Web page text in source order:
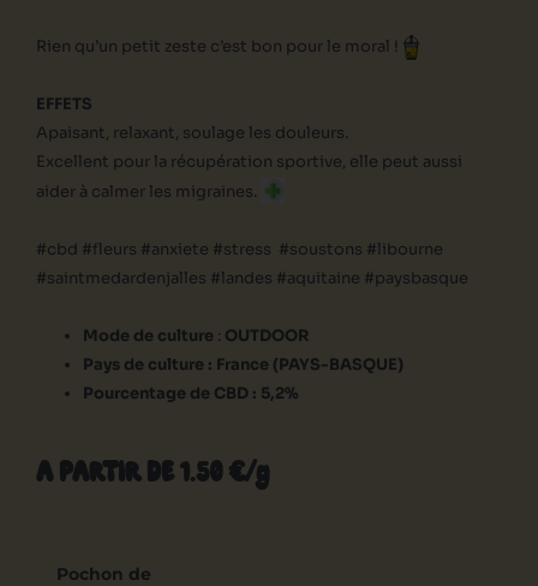
Rien qu’un petit zeste c’est bon pour le moral !
EFFETS
Apaisant, relaxant, soulage les douleurs.
Excellent pour la récupération sportive, elle peut aussi
aider à calmer les migraines.
#cbd #fleurs #anxiete #stress #soustons #libourne
#saintmedardenjalles #landes #aquitaine #paysbasque
Mode de culture : OUTDOOR
Pays de culture : France (PAYS-BASQUE)
Pourcentage de CBD : 5,2%
A PARTIR DE 1.50 €/g
Pochon de
de